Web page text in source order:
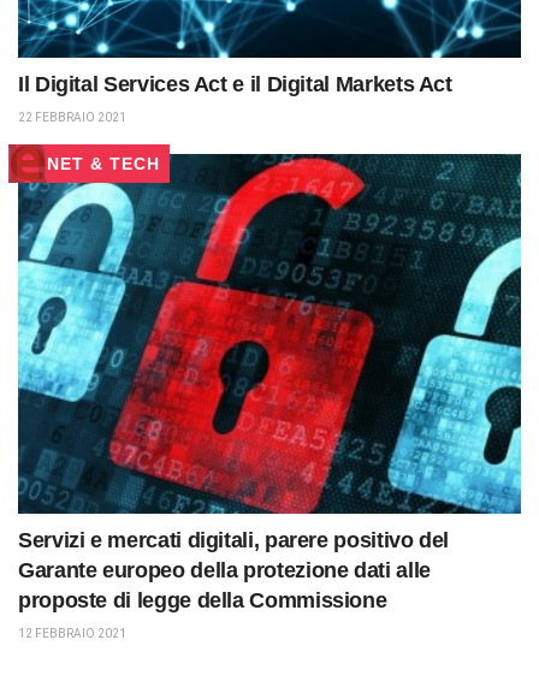
Il Digital Services Act e il Digital Markets Act
22 FEBBRAIO 2021
NET & TECH
Servizi e mercati digitali, parere positivo del
Garante europeo della protezione dati alle
proposte di legge della Commissione
12 FEBBRAIO 2021